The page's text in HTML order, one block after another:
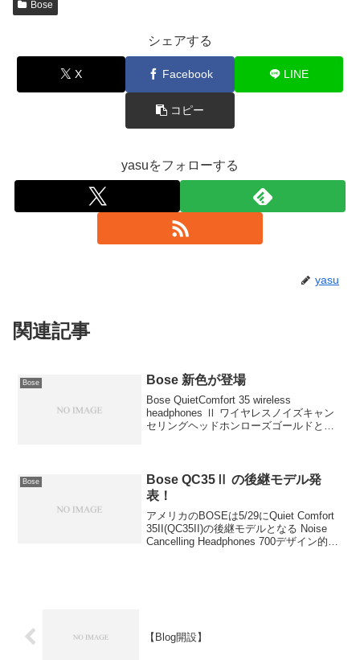
Bose
シェアする
X Facebook LINE
コピー
yasuをフォローする
yasu
関連記事
Bose Bose 新色が登場
Bose QuietComfort 35 wireless
headphones Ⅱ ワイヤレスノイズキャン
セリングヘッドホンローズゴールドとて
Bose
Bose QC35Ⅱ の後継モデル発
表！
アメリカのBOSEは5/29にQuiet Comfort
35II(QC35II)の後継モデルとなる Noise
Cancelling Headphones 700デザイン的に
【Blog開設】